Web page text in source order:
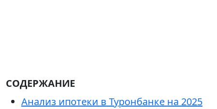
СОДЕРЖАНИЕ
Анализ ипотеки в Туронбанке на 2025